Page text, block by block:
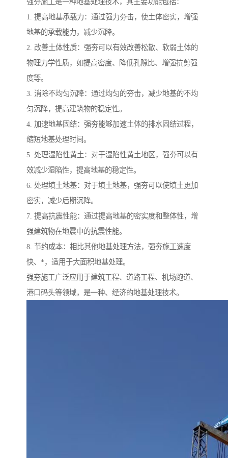
1. 提高地基承载力：通过强力夯击，使土体密实，增强
地基的承载能力，减少沉降。
2. 改善土体性质：强夯可以有效改善松散、软弱土体的
物理力学性质，如提高密度、降低孔隙比、增强抗剪强
度等。
3. 消除不均匀沉降：通过均匀的夯击，减少地基的不均
匀沉降，提高建筑物的稳定性。
4. 加速地基固结：强夯能够加速土体的排水固结过程，
缩短地基处理时间。
5. 处理湿陷性黄土：对于湿陷性黄土地区，强夯可以有
效减少湿陷性，提高地基的稳定性。
6. 处理填土地基：对于填土地基，强夯可以使填土更加
密实，减少后期沉降。
7. 提高抗震性能：通过提高地基的密实度和整体性，增
强建筑物在地震中的抗震性能。
8. 节约成本：相比其他地基处理方法，强夯施工速度
快、*，适用于大面积地基处理。
强夯施工广泛应用于建筑工程、道路工程、机场跑道、
港口码头等领域，是一种、经济的地基处理技术。